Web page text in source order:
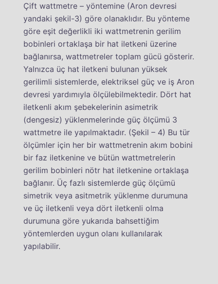
Çift wattmetre – yöntemine (Aron devresi
yandaki şekil-3) göre olanaklıdır. Bu yönteme
göre eşit değerlikli iki wattmetrenin gerilim
bobinleri ortaklaşa bir hat iletkeni üzerine
bağlanırsa, wattmetreler toplam gücü gösterir.
Yalnızca üç hat iletkeni bulunan yüksek
gerilimli sistemlerde, elektriksel güç ve iş Aron
devresi yardımıyla ölçülebilmektedir. Dört hat
iletkenli akım şebekelerinin asimetrik
(dengesiz) yüklenmelerinde güç ölçümü 3
wattmetre ile yapılmaktadır. (Şekil – 4) Bu tür
ölçümler için her bir wattmetrenin akım bobini
bir faz iletkenine ve bütün wattmetrelerin
gerilim bobinleri nötr hat iletkenine ortaklaşa
bağlanır. Üç fazlı sistemlerde güç ölçümü
simetrik veya asitmetrik yüklenme durumuna
ve üç iletkenli veya dört iletkenli olma
durumuna göre yukarıda bahsettiğim
yöntemlerden uygun olanı kullanılarak
yapılabilir.